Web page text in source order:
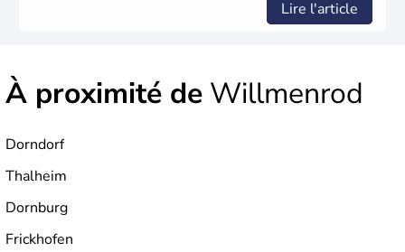
Lire l'article
À proximité de Willmenrod
Dorndorf
Thalheim
Dornburg
Frickhofen